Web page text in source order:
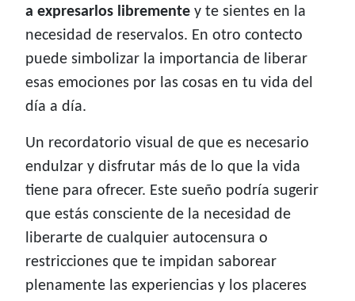
a expresarlos libremente y te sientes en la
necesidad de reservalos. En otro contecto
puede simbolizar la importancia de liberar
esas emociones por las cosas en tu vida del
día a día.
Un recordatorio visual de que es necesario
endulzar y disfrutar más de lo que la vida
tiene para ofrecer. Este sueño podría sugerir
que estás consciente de la necesidad de
liberarte de cualquier autocensura o
restricciones que te impidan saborear
plenamente las experiencias y los placeres